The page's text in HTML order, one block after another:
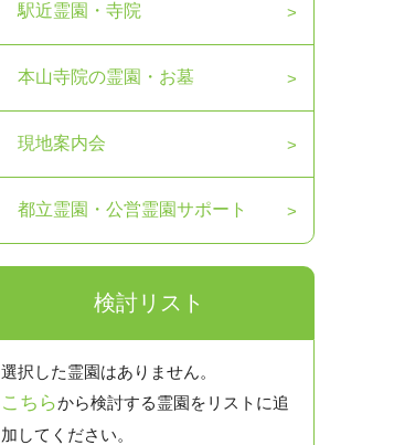
駅近霊園・寺院
本山寺院の霊園・お墓
現地案内会
都立霊園・公営霊園サポート
検討リスト
選択した霊園はありません。
こちらから検討する霊園をリストに追
加してください。